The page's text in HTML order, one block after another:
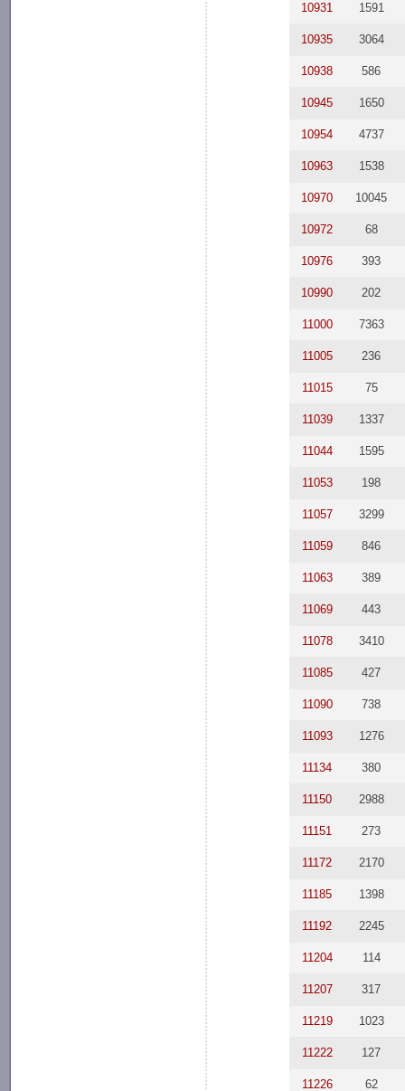
10931 1591
10935 3064
10938 586
10945 1650
10954 4737
10963 1538
10970 10045
10972 68
10976 393
10990 202
11000 7363
11005 236
11015 75
11039 1337
11044 1595
11053 198
11057 3299
11059 846
11063 389
11069 443
11078 3410
11085 427
11090 738
11093 1276
11134 380
11150 2988
11151 273
11172 2170
11185 1398
11192 2245
11204 114
11207 317
11219 1023
11222 127
11226 62